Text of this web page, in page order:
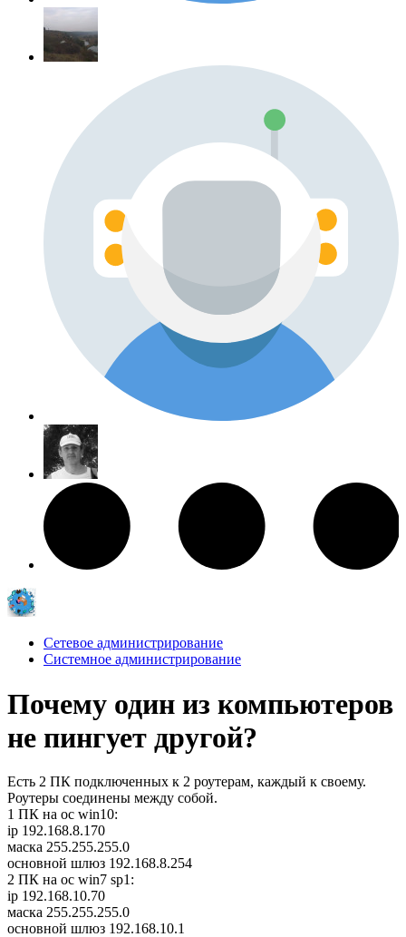
Сетевое администрирование
Системное администрирование
Почему один из компьютеров
не пингует другой?
Есть 2 ПК подключенных к 2 роутерам, каждый к своему.
Роутеры соединены между собой.
1 ПК на ос win10:
ip 192.168.8.170
маска 255.255.255.0
основной шлюз 192.168.8.254
2 ПК на ос win7 sp1:
ip 192.168.10.70
маска 255.255.255.0
основной шлюз 192.168.10.1